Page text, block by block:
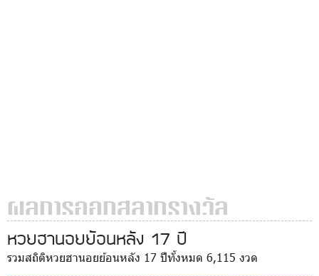
ผลการออกสลากรางวัล
หวยฮานอยย้อนหลัง 17 ปี
รวมสถิติหวยฮานอยย้อนหลัง 17 ปีทั้งหมด 6,115 งวด